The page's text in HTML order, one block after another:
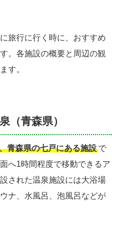
旅行に行く時に、おすすめ
。各施設の概要と周辺の観
す。
（青森県）
青森県の七戸にある施設 で
へ1時間程度で移動できるア
された温泉施設には大浴場
ナ、水風呂、泡風呂などが